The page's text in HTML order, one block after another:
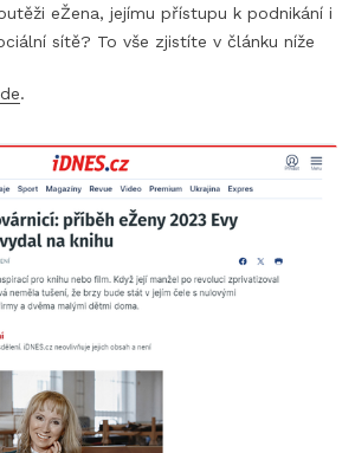
eŽena, jejímu přístupu k podnikání i
sítě? To vše zjistíte v článku níže
.